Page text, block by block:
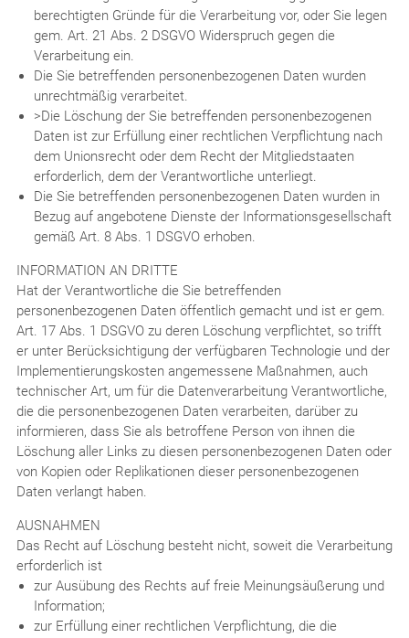
berechtigten Gründe für die Verarbeitung vor, oder Sie legen
gem. Art. 21 Abs. 2 DSGVO Widerspruch gegen die
Verarbeitung ein.
Die Sie betreffenden personenbezogenen Daten wurden
unrechtmäßig verarbeitet.
>Die Löschung der Sie betreffenden personenbezogenen
Daten ist zur Erfüllung einer rechtlichen Verpflichtung nach
dem Unionsrecht oder dem Recht der Mitgliedstaaten
erforderlich, dem der Verantwortliche unterliegt.
Die Sie betreffenden personenbezogenen Daten wurden in
Bezug auf angebotene Dienste der Informationsgesellschaft
gemäß Art. 8 Abs. 1 DSGVO erhoben.
INFORMATION AN DRITTE
Hat der Verantwortliche die Sie betreffenden
personenbezogenen Daten öffentlich gemacht und ist er gem.
Art. 17 Abs. 1 DSGVO zu deren Löschung verpflichtet, so trifft
er unter Berücksichtigung der verfügbaren Technologie und der
Implementierungskosten angemessene Maßnahmen, auch
technischer Art, um für die Datenverarbeitung Verantwortliche,
die die personenbezogenen Daten verarbeiten, darüber zu
informieren, dass Sie als betroffene Person von ihnen die
Löschung aller Links zu diesen personenbezogenen Daten oder
von Kopien oder Replikationen dieser personenbezogenen
Daten verlangt haben.
AUSNAHMEN
Das Recht auf Löschung besteht nicht, soweit die Verarbeitung
erforderlich ist
zur Ausübung des Rechts auf freie Meinungsäußerung und
Information;
zur Erfüllung einer rechtlichen Verpflichtung, die die